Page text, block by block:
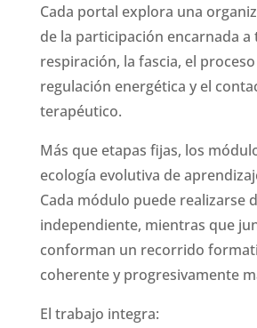
Cada portal explora una
de la participación encarnada a
respiración, la fascia, el
regulación energética y el
terapéutico.
Más que etapas fijas, los
ecología evolutiva de
Cada módulo puede realizarse
independiente, mientras que
conforman un recorrido
coherente y progresivamente
El trabajo integra: